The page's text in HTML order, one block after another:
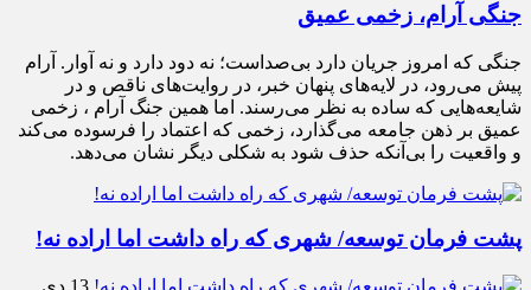
جنگی آرام، زخمی عمیق
جنگی که امروز جریان دارد بی‌صداست؛ نه دود دارد و نه آوار. آرام
پیش می‌رود، در لایه‌های پنهان خبر، در روایت‌های ناقص و در
شایعه‌هایی که ساده به نظر می‌رسند. اما همین جنگ آرام ، زخمی
عمیق بر ذهن جامعه می‌گذارد، زخمی که اعتماد را فرسوده می‌کند
و واقعیت را بی‌آنکه حذف شود به شکلی دیگر نشان می‌دهد.
پشت فرمان توسعه/ شهری که راه داشت اما اراده نه!
13 دی